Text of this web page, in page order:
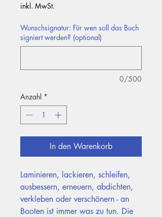
inkl. MwSt.
Wunschsignatur: Für wen soll das Buch
signiert werden? (optional)
0/500
Anzahl *
In den Warenkorb
Laminieren, lackieren, schleifen,
ausbessern, erneuern, abdichten,
verkleben oder verschönern - an
Booten ist immer was zu tun. Die